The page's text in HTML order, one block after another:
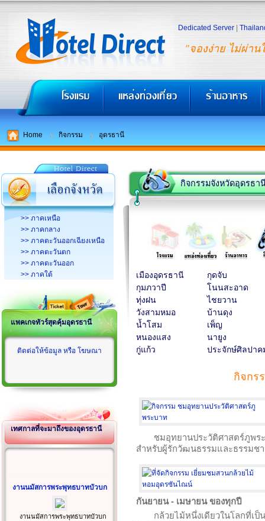
"จองง่าย ไม่ผ่าน
Dedicated Server
Home กิจกรรม อุดรธานี
>> ภาคเหนือ
>> ภาคกลาง
>> ภาคตะวันออกเฉียงเหนือ
>> ภาคตะวันตก
>> ภาคตะวันออก
>> ภาคใต้
แพคเกจทัวร์สุดคุ้มอุดรธานี
ติดต่อให้ข้อมูล หรือ โฆษณา
เทศกาลที่จะมาถึงของอุดรธานี
งานนมัสการพระพุทธบาทบัวบก
งานนมัสการพระพุทธบาทบัวบก
กิจกรรมจังหวัดอุดรธา
เมืองอุดรธานี
กุดจับ
กุมภวาปี
โนนสะอาด
ทุ่งฝน
ไชยวาน
วังสามหมอ
บ้านดุง
น้ำโสม
เพ็ญ
หนองแสง
นายูง
กู่แก้ว
ประจักษ์ศิลปาค
กิจกร
ชมอุทยานประวัติศาสตร์ภูพร
สำหรับผู้รักวัฒนธรรมและธรรม
กันยายน - เมษายน ของทุกปี
กล้วยไม้หนึ่งเดียวในโลกที่เ